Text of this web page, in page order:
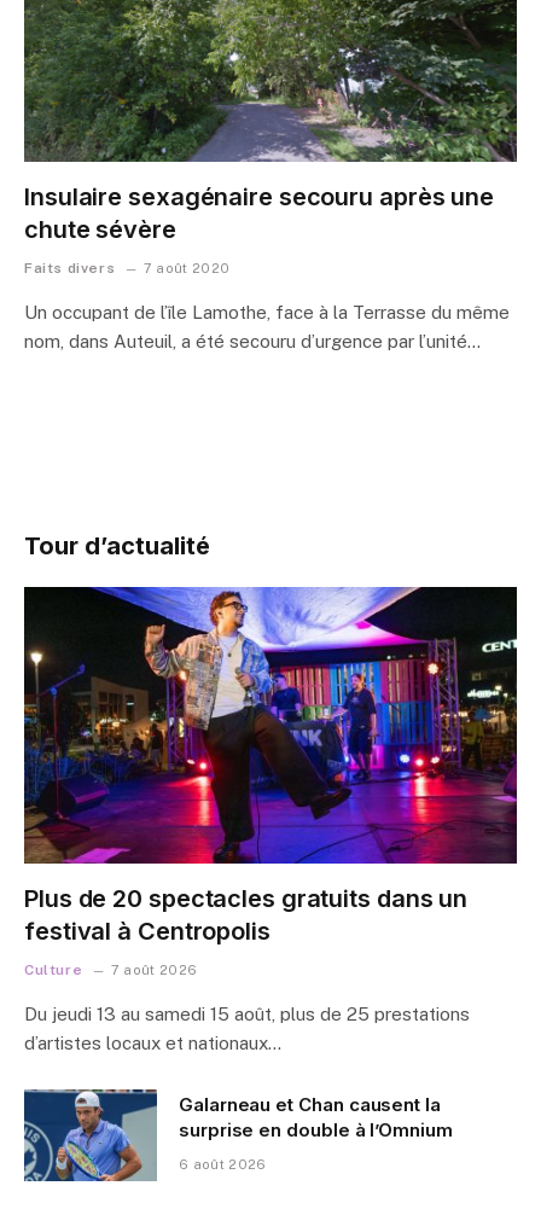
Insulaire sexagénaire secouru après une
chute sévère
Faits divers 7 août 2020
Un occupant de l’île Lamothe, face à la Terrasse du même
nom, dans Auteuil, a été secouru d’urgence par l’unité…
Tour d’actualité
Plus de 20 spectacles gratuits dans un
festival à Centropolis
Culture 7 août 2026
Du jeudi 13 au samedi 15 août, plus de 25 prestations
d’artistes locaux et nationaux…
Galarneau et Chan causent la
surprise en double à l’Omnium
6 août 2026